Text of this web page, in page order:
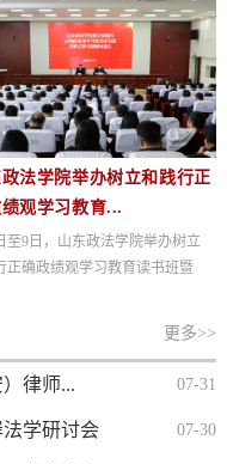
法学院举办树立和践行正
观学习教育...
至9日，山东政法学院举办树立
正确政绩观学习教育读书班暨
更多>>
律师... 07-31
学研讨会 07-30